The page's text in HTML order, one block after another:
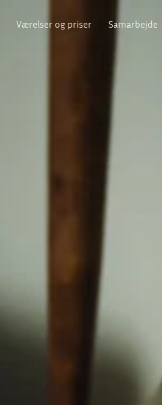
Værelser og priser Samarbejde